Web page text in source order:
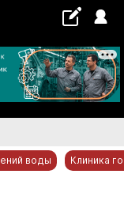
воды Клиника